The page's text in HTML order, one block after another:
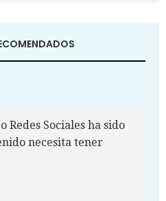
Redes Sociales ha sido
necesita tener